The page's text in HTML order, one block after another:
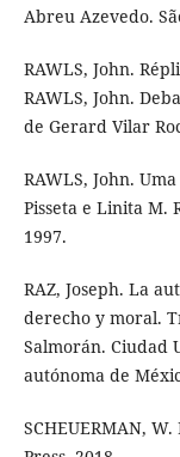
Abreu Azevedo.
RAWLS, John.
RAWLS, John.
de Gerard Vilar
RAWLS, John.
Pisseta e Linita M.
1997.
RAZ, Joseph. La
derecho y moral.
Salmorán. Ciudad
autónoma de
SCHEUERMAN,